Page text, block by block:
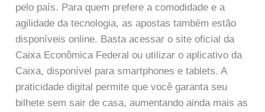
pelo país. Para quem prefere a comodidade e a
agilidade da tecnologia, as apostas também estão
disponíveis online. Basta acessar o site oficial da
Caixa Econômica Federal ou utilizar o aplicativo da
Caixa, disponível para smartphones e tablets. A
praticidade digital permite que você garanta seu
bilhete sem sair de casa, aumentando ainda mais as